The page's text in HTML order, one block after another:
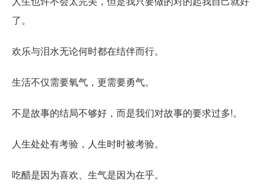
了。
欢乐与泪水无论何时都在结伴而行。
生活不仅需要氧气，更需要勇气。
不是故事的结局不够好，而是我们对故事的要求过多!。
人生处处有考验，人生时时被考验。
吃醋是因为喜欢、生气是因为在乎。